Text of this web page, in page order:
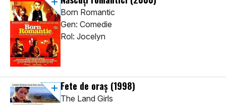
Born Romantic
Gen: Comedie
Rol: Jocelyn
Fete de oraș (1998)
The Land Girls